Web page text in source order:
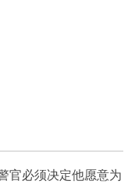
官必须决定他愿意为